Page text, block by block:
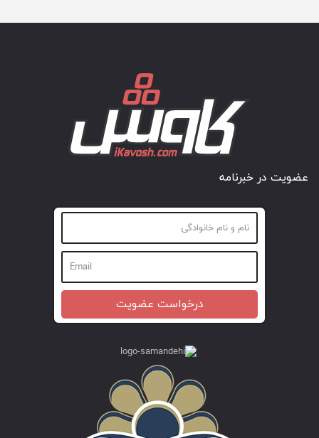
عضویت در خبرنامه
درخواست عضویت